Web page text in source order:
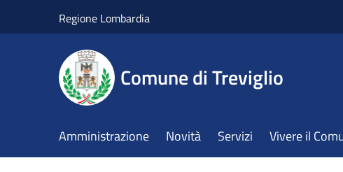
Regione Lombardia
Comune di Treviglio
Amministrazione Novità Servizi Vivere il